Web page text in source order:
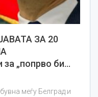
ЗА 20
„попрво би…
меѓу Белград и